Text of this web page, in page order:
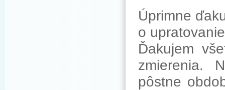
Úprimne
o
Ďakujem
zmierenia.
pôstne